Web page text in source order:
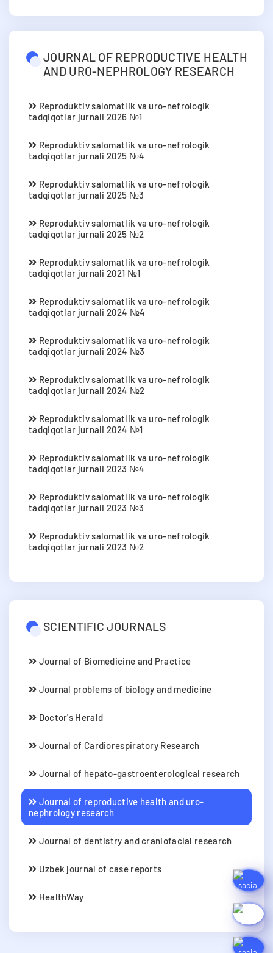
JOURNAL OF REPRODUCTIVE HEALTH
AND URO-NEPHROLOGY RESEARCH
Reproduktiv salomatlik va uro-nefrologik
tadqiqotlar jurnali 2026 №1
Reproduktiv salomatlik va uro-nefrologik
tadqiqotlar jurnali 2025 №4
Reproduktiv salomatlik va uro-nefrologik
tadqiqotlar jurnali 2025 №3
Reproduktiv salomatlik va uro-nefrologik
tadqiqotlar jurnali 2025 №2
Reproduktiv salomatlik va uro-nefrologik
tadqiqotlar jurnali 2021 №1
Reproduktiv salomatlik va uro-nefrologik
tadqiqotlar jurnali 2024 №4
Reproduktiv salomatlik va uro-nefrologik
tadqiqotlar jurnali 2024 №3
Reproduktiv salomatlik va uro-nefrologik
tadqiqotlar jurnali 2024 №2
Reproduktiv salomatlik va uro-nefrologik
tadqiqotlar jurnali 2024 №1
Reproduktiv salomatlik va uro-nefrologik
tadqiqotlar jurnali 2023 №4
Reproduktiv salomatlik va uro-nefrologik
tadqiqotlar jurnali 2023 №3
Reproduktiv salomatlik va uro-nefrologik
tadqiqotlar jurnali 2023 №2
SCIENTIFIC JOURNALS
Journal of Biomedicine and Practice
Journal problems of biology and medicine
Doctor's Herald
Journal of Cardiorespiratory Research
Journal of hepato-gastroenterological research
Journal of reproductive health and uro-
nephrology research
Journal of dentistry and craniofacial research
Uzbek journal of case reports
HealthWay